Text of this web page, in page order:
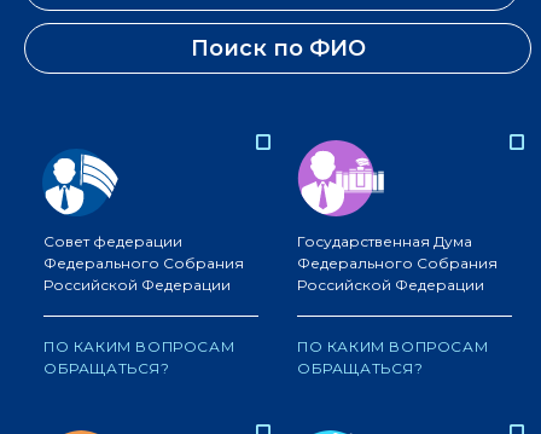
Поиск по ФИО
Совет федерации
Федерального Собрания
Российской Федерации
ПО КАКИМ ВОПРОСАМ
ОБРАЩАТЬСЯ?
Государственная Дума
Федерального Собрания
Российской Федерации
ПО КАКИМ ВОПРОСАМ
ОБРАЩАТЬСЯ?